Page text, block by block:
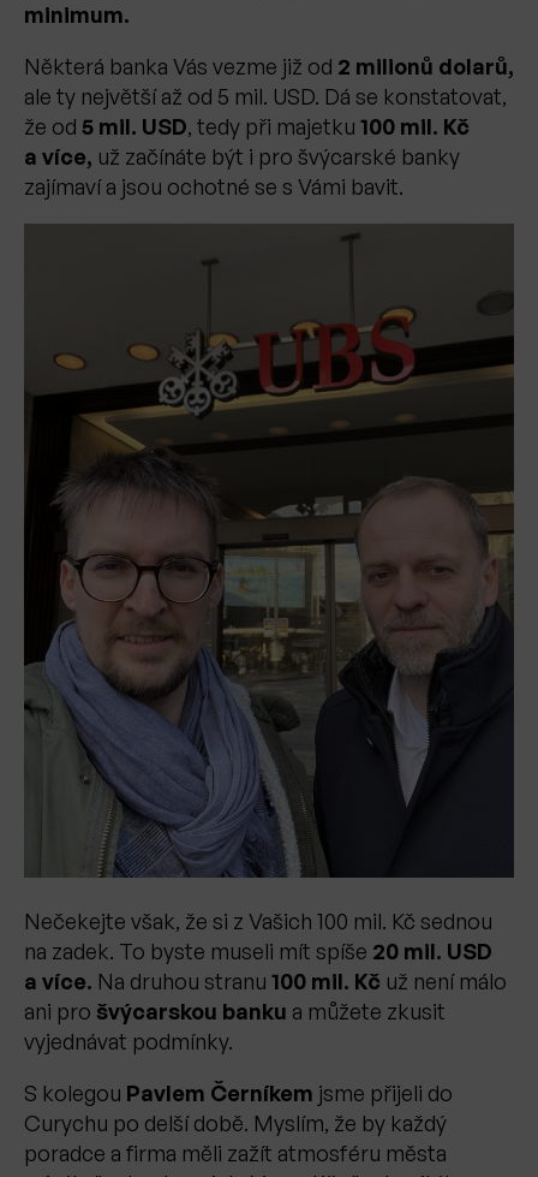
minimum.
Některá banka Vás vezme již od 2 milionů dolarů,
ale ty největší až od 5 mil. USD. Dá se konstatovat,
že od 5 mil. USD, tedy při majetku 100 mil. Kč
a více, už začínáte být i pro švýcarské banky
zajímaví a jsou ochotné se s Vámi bavit.
Nečekejte však, že si z Vašich 100 mil. Kč sednou
na zadek. To byste museli mít spíše 20 mil. USD
a více. Na druhou stranu 100 mil. Kč už není málo
ani pro švýcarskou banku a můžete zkusit
vyjednávat podmínky.
S kolegou Pavlem Černíkem jsme přijeli do
Curychu po delší době. Myslím, že by každý
poradce a firma měli zažít atmosféru města